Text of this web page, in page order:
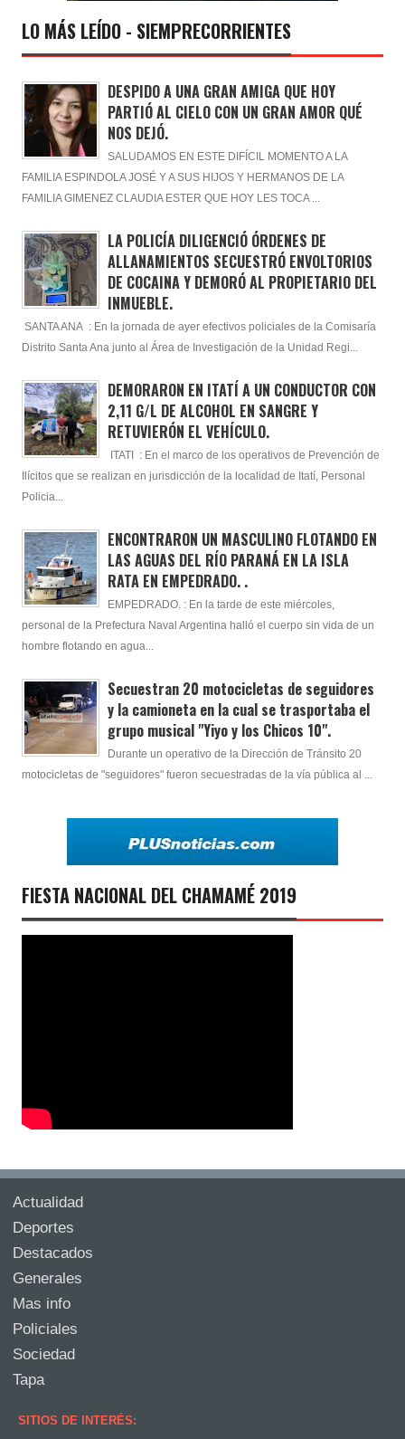
LO MÁS LEÍDO - SIEMPRECORRIENTES
DESPIDO A UNA GRAN AMIGA QUE HOY
PARTIÓ AL CIELO CON UN GRAN AMOR QUÉ
NOS DEJÓ.
SALUDAMOS EN ESTE DIFÍCIL MOMENTO A LA
FAMILIA ESPINDOLA JOSÉ Y A SUS HIJOS Y HERMANOS DE LA
FAMILIA GIMENEZ CLAUDIA ESTER QUE HOY LES TOCA ...
LA POLICÍA DILIGENCIÓ ÓRDENES DE
ALLANAMIENTOS SECUESTRÓ ENVOLTORIOS
DE COCAINA Y DEMORÓ AL PROPIETARIO DEL
INMUEBLE.
SANTA ANA : En la jornada de ayer efectivos policiales de la Comisaría
Distrito Santa Ana junto al Área de Investigación de la Unidad Regi...
DEMORARON EN ITATÍ A UN CONDUCTOR CON
2,11 G/L DE ALCOHOL EN SANGRE Y
RETUVIERÓN EL VEHÍCULO.
ITATI : En el marco de los operativos de Prevención de
Ilícitos que se realizan en jurisdicción de la localidad de Itatí, Personal
Policia...
ENCONTRARON UN MASCULINO FLOTANDO EN
LAS AGUAS DEL RÍO PARANÁ EN LA ISLA
RATA EN EMPEDRADO. .
EMPEDRADO. : En la tarde de este miércoles,
personal de la Prefectura Naval Argentina halló el cuerpo sin vida de un
hombre flotando en agua...
Secuestran 20 motocicletas de seguidores
y la camioneta en la cual se trasportaba el
grupo musical "Yiyo y los Chicos 10".
Durante un operativo de la Dirección de Tránsito 20
motocicletas de "seguidores" fueron secuestradas de la vía pública al ...
FIESTA NACIONAL DEL CHAMAMÉ 2019
Actualidad
Deportes
Destacados
Generales
Mas info
Policiales
Sociedad
Tapa
SITIOS DE INTERÉS: